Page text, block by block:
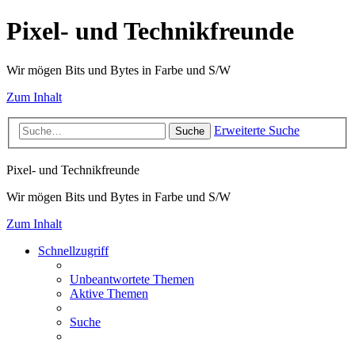
Pixel- und Technikfreunde
Wir mögen Bits und Bytes in Farbe und S/W
Zum Inhalt
Suche Erweiterte Suche
Pixel- und Technikfreunde
Wir mögen Bits und Bytes in Farbe und S/W
Zum Inhalt
Schnellzugriff
Unbeantwortete Themen
Aktive Themen
Suche